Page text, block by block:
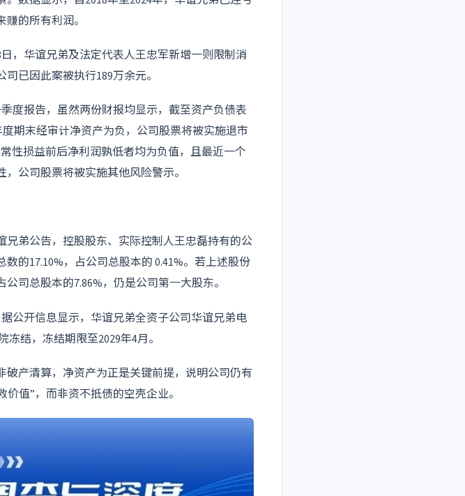
的所有利润。
，华谊兄弟及法定代表人王忠军新增一则限制消
已因此案被执行189万余元。
度报告，虽然两份财报均显示，截至资产负债表
期末经审计净资产为负，公司股票将被实施退市
性损益前后净利润孰低者均为负值，且最近一个
，公司股票将被实施其他风险警示。
弟公告，控股股东、实际控制人王忠磊持有的公
的17.10%，占公司总股本的 0.41%。若上述股份
司总股本的7.86%，仍是公司第一大股东。
公开信息显示，华谊兄弟全资子公司华谊兄弟电
结，冻结期限至2029年4月。
产清算，净资产为正是关键前提，说明公司仍有
值”，而非资不抵债的空壳企业。